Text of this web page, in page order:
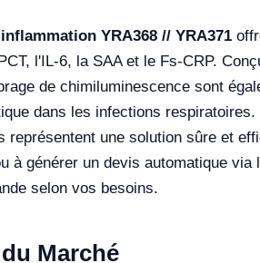
YRA368 // YRA371
l'IL-6, la SAA et le Fs-CRP.
de chimiluminescence sont
dans les infections
représentent une solution sûre et
à générer un devis automatique
selon vos besoins.
Marché